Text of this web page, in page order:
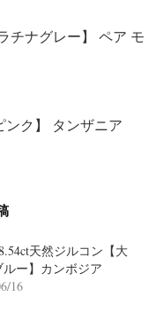
チナグレー】 ペア モ
ンク】 タンザニア
天然ジルコン【大
ー】カンボジア
16